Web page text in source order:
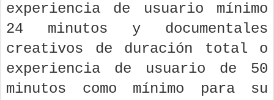
experiencia de usuario mínimo
24 minutos y documentales
creativos de duración total o
experiencia de usuario de 50
minutos como mínimo para su